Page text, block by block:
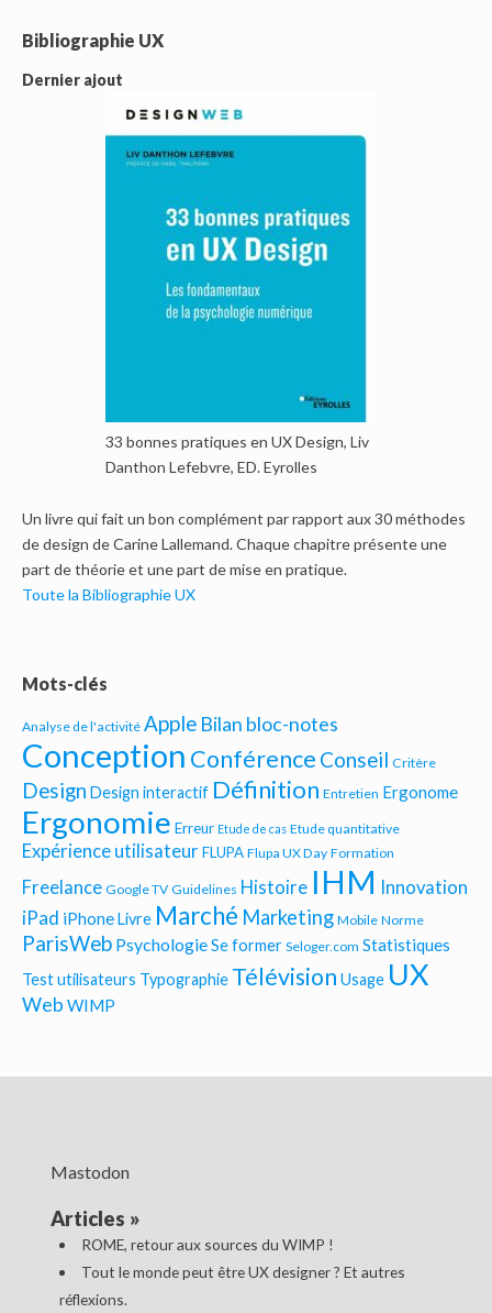
Bibliographie UX
Dernier ajout
33 bonnes pratiques en UX Design, Liv
Danthon Lefebvre, ED. Eyrolles
Un livre qui fait un bon complément par rapport aux 30 méthodes
de design de Carine Lallemand. Chaque chapitre présente une
part de théorie et une part de mise en pratique.
Toute la Bibliographie UX
Mots-clés
Analyse de l'activité Apple Bilan bloc-notes
Conception Conférence Conseil Critère
Design Design interactif Définition Entretien Ergonome
Ergonomie Erreur Etude de cas Etude quantitative
Expérience utilisateur FLUPA Flupa UX Day Formation
Freelance Google TV Guidelines Histoire IHM Innovation
iPad iPhoneLivre Marché Marketing Mobile Norme
ParisWeb PsychologieSe former Seloger.com Statistiques
Test utilisateurs Typographie Télévision Usage UX
Web WIMP
Mastodon
Articles »
ROME, retour aux sources du WIMP !
Tout le monde peut être UX designer ? Et autres
réflexions.